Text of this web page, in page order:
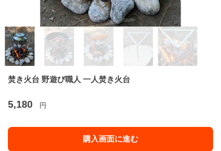
焚き火台 野遊び職人 一人焚き火台
5,180 円
購入画面に進む